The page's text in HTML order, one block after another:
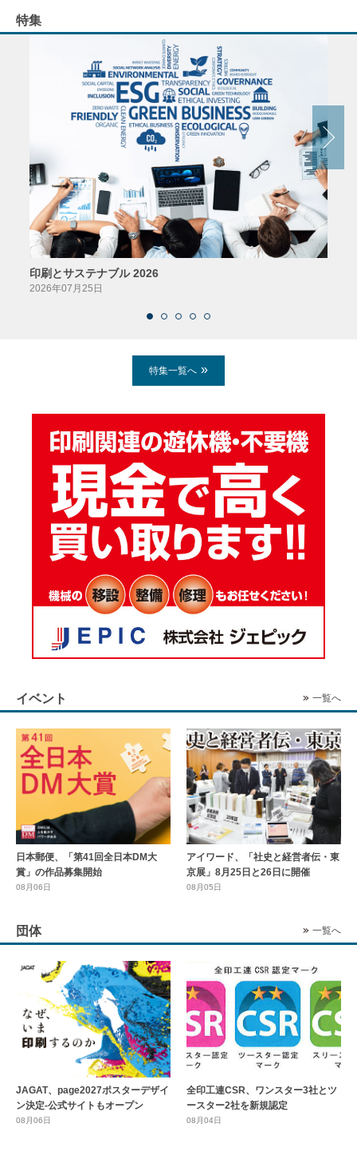
特集
印刷とサステナブル 2026
2026年07月25日
特集一覧へ
イベント 一覧へ
日本郵便、「第41回全日本DM大
賞」の作品募集開始
08月06日
アイワード、「社史と経営者伝・東
京展」8月25日と26日に開催
08月05日
団体 一覧へ
JAGAT、page2027ポスターデザイ
ン決定-公式サイトもオープン
08月06日
全印工連CSR、ワンスター3社とツ
ースター2社を新規認定
08月04日